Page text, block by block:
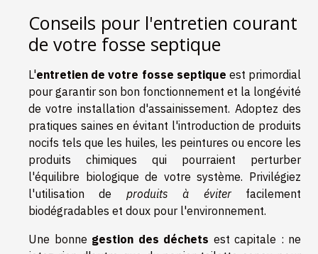
Conseils pour l'entretien courant
de votre fosse septique
L'entretien de votre fosse septique est primordial
pour garantir son bon fonctionnement et la longévité
de votre installation d'assainissement. Adoptez des
pratiques saines en évitant l'introduction de produits
nocifs tels que les huiles, les peintures ou encore les
produits chimiques qui pourraient perturber
l'équilibre biologique de votre système. Privilégiez
l'utilisation de produits à éviterfacilement
biodégradables et doux pour l'environnement.
Une bonne gestion des déchets est capitale : ne